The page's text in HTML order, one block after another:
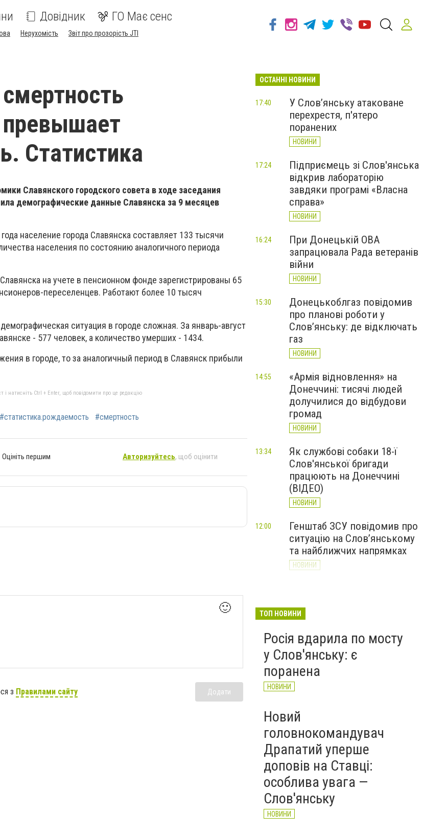
Довідник ГО Має сенс
Нерухомість Звіт про прозорість JTI
превышает
Статистика
Славянского городского совета в ходе заседания
демографические данные Славянска за 9 месяцев
население города Славянска составляет 133 тысячи
населения по состоянию аналогичного периода
на учете в пенсионном фонде зарегистрированы 65
переселенцев. Работают более 10 тысяч
ситуация в городе сложная. За январь-август
- 577 человек, а количество умерших - 1434.
в городе, то за аналогичный период в Славянск прибыли
і натисніть Ctrl + Enter, щоб повідомити про це редакцію
#статистика.рождаемость #смертность
Оцініть першим Авторизуйтесь, щоб оцінити
🙂
з Правилами сайту Додати
ОСТАННІ НОВИНИ
У Слов’янську атаковане
перехрестя, п'ятеро
поранених
НОВИНИ
17:40
Підприємець зі Слов'янська
відкрив лабораторію
завдяки програмі «Власна
справа»
НОВИНИ
17:24
При Донецькій ОВА
запрацювала Рада ветеранів
війни
НОВИНИ
16:24
Донецькоблгаз повідомив
про планові роботи у
Слов’янську: де відключать
газ
НОВИНИ
15:30
«Армія відновлення» на
Донеччині: тисячі людей
долучилися до відбудови
громад
НОВИНИ
14:55
Як службові собаки 18-ї
Слов'янської бригади
працюють на Донеччині
(ВІДЕО)
НОВИНИ
13:34
Генштаб ЗСУ повідомив про
ситуацію на Слов’янському
та найближчих напрямках
НОВИНИ
12:00
великої війни: 7 серпня
ТОП НОВИНИ
Росія вдарила по мосту
у Слов'янську: є
поранена
НОВИНИ
Новий
головнокомандувач
Драпатий уперше
доповів на Ставці:
особлива увага —
Слов'янську
НОВИНИ